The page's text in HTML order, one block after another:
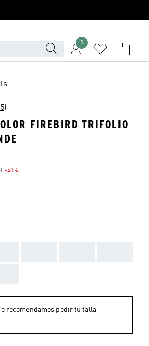
1
FIREBIRD TRIFOLIO
-40%
Te recomendamos pedir tu talla